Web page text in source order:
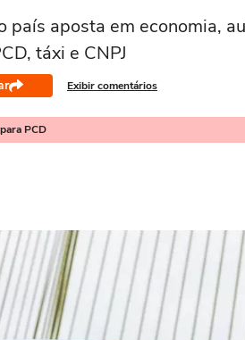
país aposta em economia,
táxi e CNPJ
Exibir comentários
PCD